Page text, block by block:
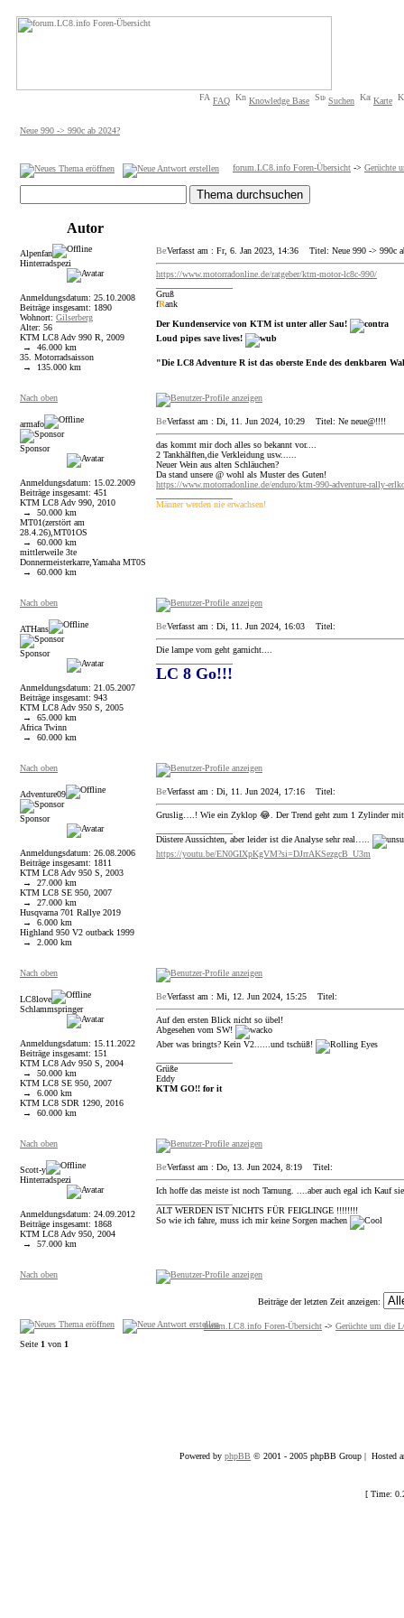
FAQ Knowledge Base Suchen Karte
Neue 990 -> 990c ab 2024?
forum.LC8.info Foren-Übersicht -> Gerüchte
Autor
Alpenfan
Hinterradspezi
Anmeldungsdatum: 25.10.2008
Beiträge insgesamt: 1890
Wohnort: Gilserberg
Alter: 56
KTM LC8 Adv 990 R, 2009
→ 46.000 km
35. Motorradsaisson
→ 135.000 km
Verfasst am : Fr, 6. Jan 2023, 14:36 Titel: Neue 990 -> 990c
https://www.motorradonline.de/ratgeber/ktm-motor-lc8c-990/
Gruß
fRank
Der Kundenservice von KTM ist unter aller Sau!
Loud pipes save lives!
"Die LC8 Adventure R ist das oberste Ende des denkbaren
Nach oben
armafo
Sponsor
Anmeldungsdatum: 15.02.2009
Beiträge insgesamt: 451
KTM LC8 Adv 990, 2010
→ 50.000 km
MT01(zerstört am
28.4.26),MT01OS
→ 60.000 km
mittlerweile 3te
Donnermeisterkarre,Yamaha MT0S
→ 60.000 km
Verfasst am : Di, 11. Jun 2024, 10:29 Titel: Ne neue@!!!!
das kommt mir doch alles so bekannt vor....
2 Tankhälften,die Verkleidung usw......
Neuer Wein aus alten Schläuchen?
Da stand unsere @ wohl als Muster des Guten!
https://www.motorradonline.de/enduro/ktm-990-adventure-rally-
Männer werden nie erwachsen!
Nach oben
ATHans
Sponsor
Anmeldungsdatum: 21.05.2007
Beiträge insgesamt: 943
KTM LC8 Adv 950 S, 2005
→ 65.000 km
Africa Twinn
→ 60.000 km
Verfasst am : Di, 11. Jun 2024, 16:03 Titel:
Die lampe vorn geht garnicht....
LC 8 Go!!!
Nach oben
Adventure09
Sponsor
Anmeldungsdatum: 26.08.2006
Beiträge insgesamt: 1811
KTM LC8 Adv 950 S, 2003
→ 27.000 km
KTM LC8 SE 950, 2007
→ 27.000 km
Husqvarna 701 Rallye 2019
→ 6.000 km
Highland 950 V2 outback 1999
→ 2.000 km
Verfasst am : Di, 11. Jun 2024, 17:16 Titel:
Gruslig….! Wie ein Zyklop 😂. Der Trend geht zum 1 Zylinder
Düstere Aussichten, aber leider ist die Analyse sehr real…..
https://youtu.be/EN0GIXpKgVM?si=DJrrAKSezgcB_U3m
Nach oben
LC8love
Schlammspringer
Anmeldungsdatum: 15.11.2022
Beiträge insgesamt: 151
KTM LC8 Adv 950 S, 2004
→ 50.000 km
KTM LC8 SE 950, 2007
→ 6.000 km
KTM LC8 SDR 1290, 2016
→ 60.000 km
Verfasst am : Mi, 12. Jun 2024, 15:25 Titel:
Auf den ersten Blick nicht so übel!
Abgesehen vom SW!
Aber was bringts? Kein V2......und tschüß!
Grüße
Eddy
KTM GO!! for it
Nach oben
Scott-y
Hinterradspezi
Anmeldungsdatum: 24.09.2012
Beiträge insgesamt: 1868
KTM LC8 Adv 950, 2004
→ 57.000 km
Verfasst am : Do, 13. Jun 2024, 8:19 Titel:
Ich hoffe das meiste ist noch Tarnung. ....aber auch egal ich Kauf
ALT WERDEN IST NICHTS FÜR FEIGLINGE !!!!!!!!
So wie ich fahre, muss ich mir keine Sorgen machen
Nach oben
Beiträge der letzten Zeit anzeigen:
forum.LC8.info Foren-Übersicht -> Gerüchte um die
Seite 1 von 1
Powered by phpBB © 2001 - 2005 phpBB Group | Hosted
[ Time: